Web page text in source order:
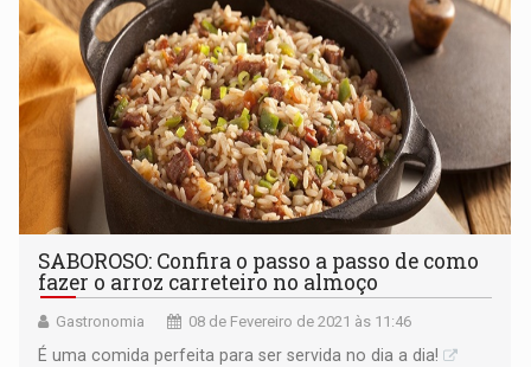
SABOROSO: Confira o passo a passo de como
fazer o arroz carreteiro no almoço
Gastronomia 08 de Fevereiro de 2021 às 11:46
É uma comida perfeita para ser servida no dia a dia!